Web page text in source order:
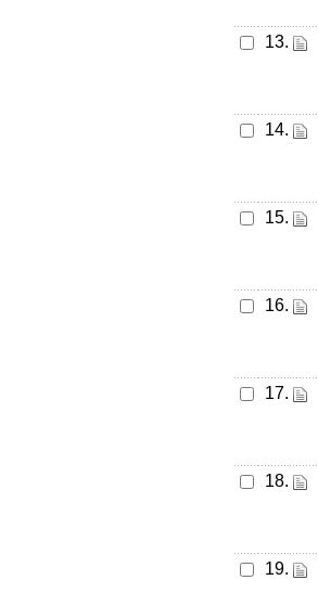
13.
14.
15.
16.
17.
18.
19.